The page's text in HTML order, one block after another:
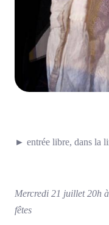
► entrée libre, dans la
Mercredi 21 juillet 20h
fêtes